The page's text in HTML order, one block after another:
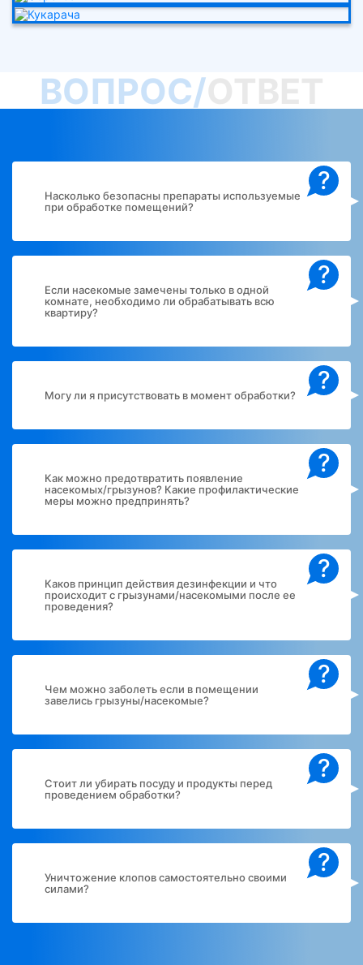
ВОПРОС/
?
Насколько безопасны препараты используемые
при обработке помещений?
?
Если насекомые замечены только в одной
комнате, необходимо ли обрабатывать всю
квартиру?
?
Могу ли я присутствовать в момент обработки?
?
Как можно предотвратить появление
насекомых/грызунов? Какие профилактические
меры можно предпринять?
?
Каков принцип действия дезинфекции и что
происходит с грызунами/насекомыми после ее
проведения?
?
Чем можно заболеть если в помещении
завелись грызуны/насекомые?
?
Стоит ли убирать посуду и продукты перед
проведением обработки?
?
Уничтожение клопов самостоятельно своими
силами?